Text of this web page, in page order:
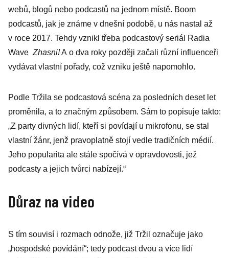
webů, blogů nebo podcastů na jednom místě. Boom
podcastů, jak je známe v dnešní podobě, u nás nastal až
v roce 2017. Tehdy vznikl třeba podcastový se­riál Radia
Wave Zhasni!A o dva roky později začali různí influenceři
vydávat vlastní pořady, což vzniku ještě napomohlo.
Podle Tržila se podcastová scéna za posledních deset let
proměnila, a to značným způsobem. Sám to popisuje takto:
„Z party divných lidí, kteří si povídají u mikrofonu, se stal
vlastní žánr, jenž pravoplatně stojí vedle tradičních médií.
Jeho popularita ale stále spočívá v opravdovosti, jež
podcasty a jejich tvůrci nabízejí.“
Důraz na video
S tím souvisí i rozmach odnože, již Tržil označuje jako
„hospodské povídání“; tedy podcast dvou a více lidí